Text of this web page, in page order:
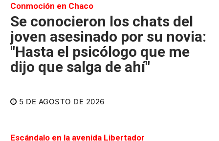
Conmoción en Chaco
Se conocieron los chats del
joven asesinado por su novia:
"Hasta el psicólogo que me
dijo que salga de ahí"
5 DE AGOSTO DE 2026
Escándalo en la avenida Libertador